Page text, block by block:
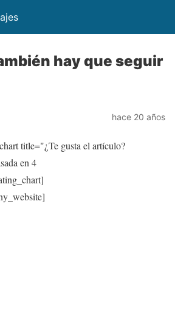
hay que seguir
hace 20 años
title="¿Te gusta el artículo?
en 4